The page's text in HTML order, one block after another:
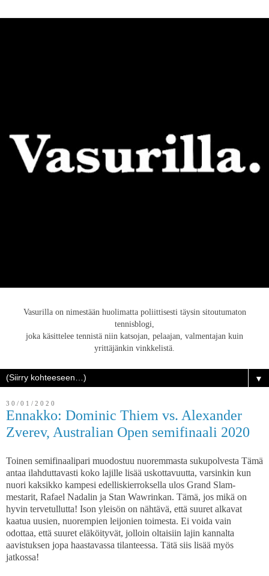
Vasurilla on nimestään huolimatta poliittisesti täysin sitoutumaton
tennisblogi,
joka käsittelee tennistä niin katsojan, pelaajan, valmentajan kuin
yrittäjänkin vinkkelistä.
▼
30/01/2020
Ennakko: Dominic Thiem vs. Alexander
Zverev, Australian Open semifinaali 2020
Toinen semifinaalipari muodostuu nuoremmasta sukupolvesta Tämä
antaa ilahduttavasti koko lajille lisää uskottavuutta, varsinkin kun
nuori kaksikko kampesi edelliskierroksella ulos Grand Slam-
mestarit, Rafael Nadalin ja Stan Wawrinkan. Tämä, jos mikä on
hyvin tervetullutta! Ison yleisön on nähtävä, että suuret alkavat
kaatua uusien, nuorempien leijonien toimesta. Ei voida vain
odottaa, että suuret eläköityvät, jolloin oltaisiin lajin kannalta
aavistuksen jopa haastavassa tilanteessa. Tätä siis lisää myös
jatkossa!